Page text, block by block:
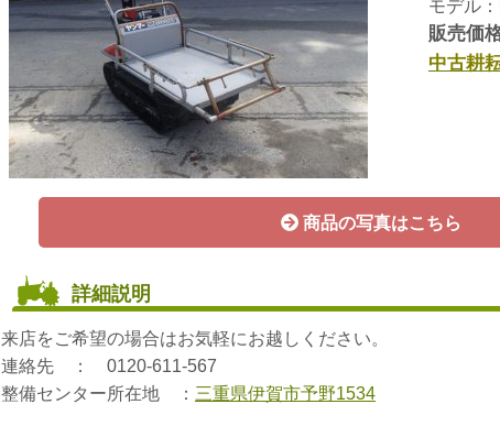
モデル
販売価
中古耕
商品の写真はこちら
詳細説明
来店をご希望の場合はお気軽にお越しください。
連絡先 ： 0120-611-567
整備センター所在地 ： 三重県伊賀市予野1534